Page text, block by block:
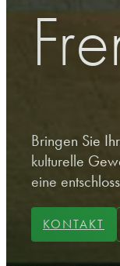
Bringen Sie
kulturelle
eine
KONTAKT